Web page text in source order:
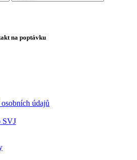
na poptávku
údajů
SVJ